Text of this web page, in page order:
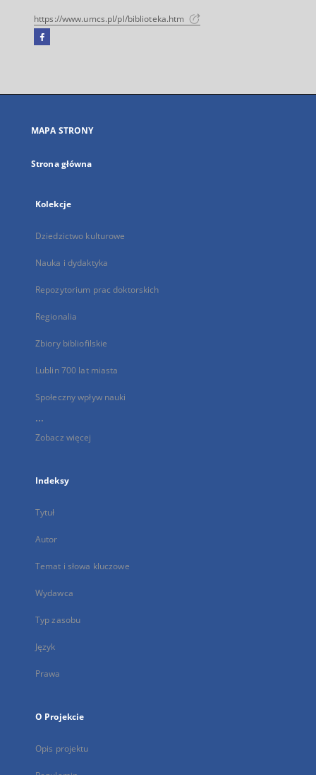
https://www.umcs.pl/pl/biblioteka.htm
Facebook
się
karcie
MAPA STRONY
Strona główna
Kolekcje
Dziedzictwo kulturowe
Nauka i dydaktyka
Repozytorium prac doktorskich
Regionalia
Zbiory bibliofilskie
Lublin 700 lat miasta
Społeczny wpływ nauki
...
Zobacz więcej
Indeksy
Tytuł
Autor
Temat i słowa kluczowe
Wydawca
Typ zasobu
Język
Prawa
O Projekcie
Opis projektu